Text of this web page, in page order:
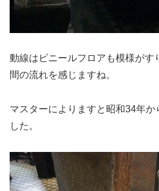
動線はビニールフロアも模様がす
間の流れを感じますね。
マスターによりますと昭和34年
した。